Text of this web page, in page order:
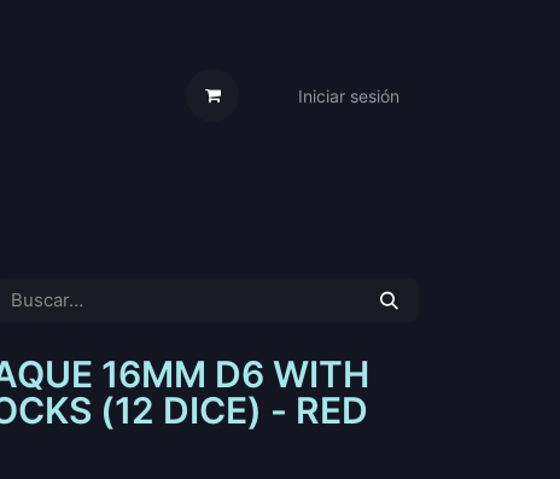
Iniciar sesión
16MM D6 WITH
(12 DICE) - RED